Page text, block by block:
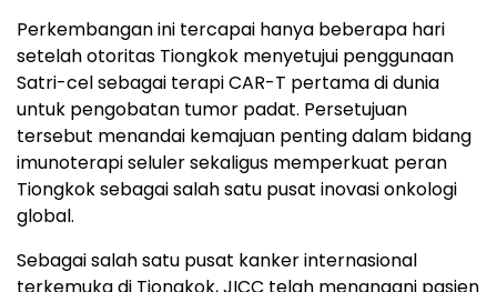
Perkembangan ini tercapai hanya beberapa hari
setelah otoritas Tiongkok menyetujui penggunaan
Satri-cel sebagai terapi CAR-T pertama di dunia
untuk pengobatan tumor padat. Persetujuan
tersebut menandai kemajuan penting dalam bidang
imunoterapi seluler sekaligus memperkuat peran
Tiongkok sebagai salah satu pusat inovasi onkologi
global.
Sebagai salah satu pusat kanker internasional